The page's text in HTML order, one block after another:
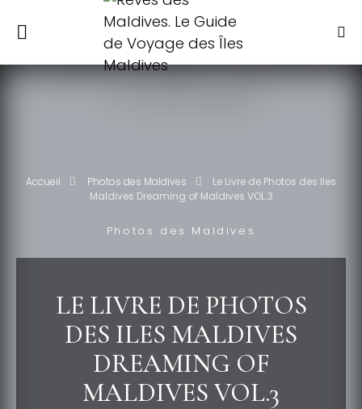
Accueil Photos des Maldives
Le Livre de Photos des Iles
Maldives Dreaming of Maldives VOL.3
Photos des Maldives
LE LIVRE DE PHOTOS
DES ILES MALDIVES
DREAMING OF
MALDIVES VOL.3